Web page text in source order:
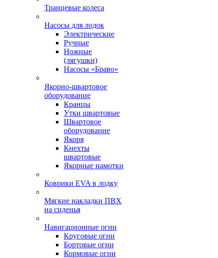
Транцевые колеса
Насосы для лодок
Электрические
Ручные
Ножные
(лягушки)
Насосы «Браво»
Якорно-швартовое
оборудование
Кранцы
Утки швартовые
Швартовое
оборудование
Якоря
Кнехты
швартовые
Якорные намотки
Коврики EVA в лодку
Мягкие накладки ПВХ
на сиденья
Навигационные огни
Круговые огни
Бортовые огни
Кормовые огни